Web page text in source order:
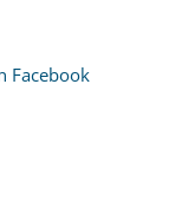
Facebook